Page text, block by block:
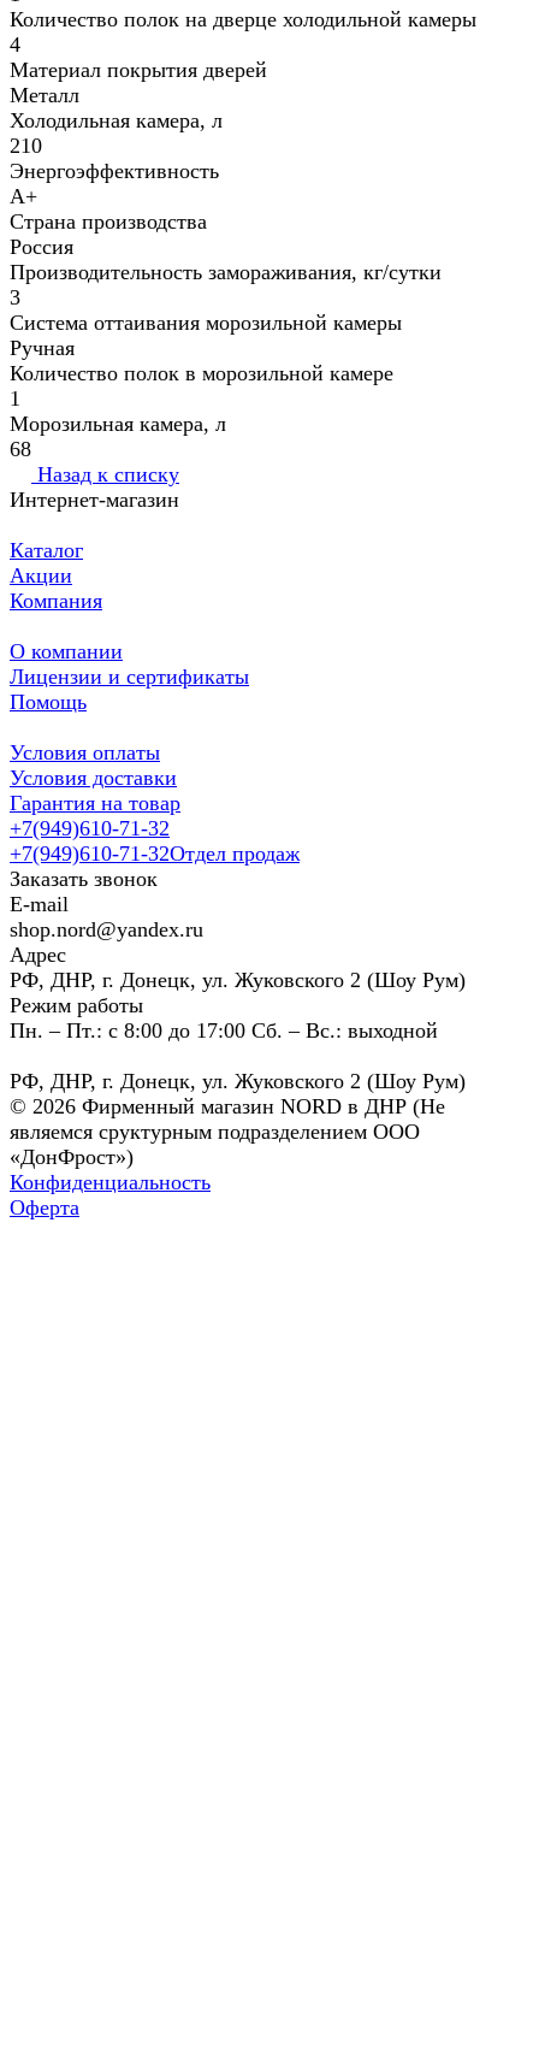
Количество полок на дверце холодильной камеры
4
Материал покрытия дверей
Металл
Холодильная камера, л
210
Энергоэффективность
A+
Страна производства
Россия
Производительность замораживания, кг/⁠сутки
3
Система оттаивания морозильной камеры
Ручная
Количество полок в морозильной камере
1
Морозильная камера, л
68
Назад к списку
Интернет-магазин
Каталог
Акции
Компания
О компании
Лицензии и сертификаты
Помощь
Условия оплаты
Условия доставки
Гарантия на товар
+7(949)610-71-32
+7(949)610-71-32Отдел продаж
Заказать звонок
E-mail
shop.nord@yandex.ru
Адрес
РФ, ДНР, г. Донецк, ул. Жуковского 2 (Шоу Рум)
Режим работы
Пн. – Пт.: с 8:00 до 17:00 Сб. – Вс.: выходной
РФ, ДНР, г. Донецк, ул. Жуковского 2 (Шоу Рум)
© 2026 Фирменный магазин NORD в ДНР (Не
являемся сруктурным подразделением ООО
«ДонФрост»)
Конфиденциальность
Оферта